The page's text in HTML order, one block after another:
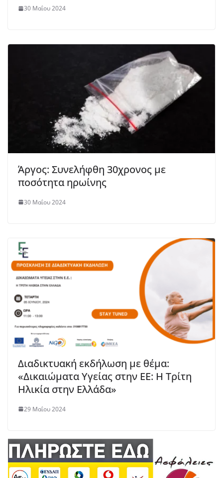
30 Μαΐου 2024
Άργος: Συνελήφθη 30χρονος με
ποσότητα ηρωίνης
30 Μαΐου 2024
Διαδικτυακή εκδήλωση με θέμα:
«Δικαιώματα Υγείας στην ΕΕ: Η Τρίτη
Ηλικία στην Ελλάδα»
29 Μαΐου 2024